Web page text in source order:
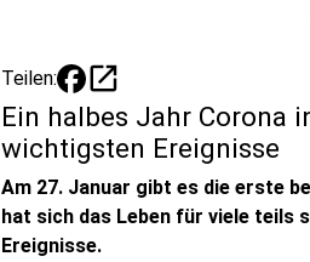
Teilen: open_in_new
Ein halbes Jahr Corona
wichtigsten Ereignisse
Am 27. Januar gibt es die erste
hat sich das Leben für viele teils
Ereignisse.